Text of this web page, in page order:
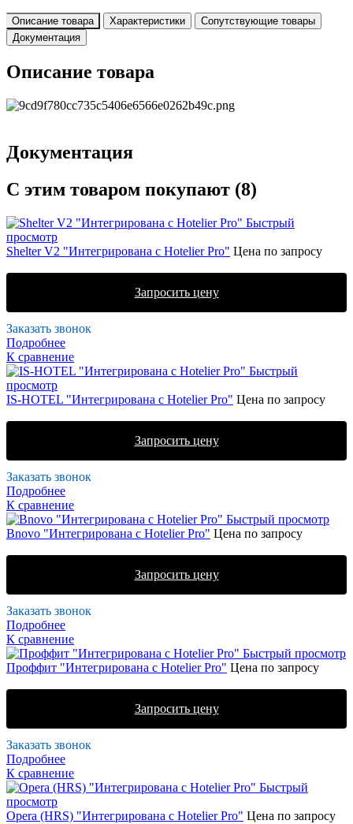
Описание товара Характеристики
Сопутствующие товары
Документация
Описание товара
Документация
С этим товаром покупают (8)
Быстрый
просмотр
Shelter V2 "Интегрирована с Hotelier Pro" Цена по запросу
Запросить цену
Заказать звонок
Подробнее
К сравнение
Быстрый
просмотр
IS-HOTEL "Интегрирована с Hotelier Pro" Цена по запросу
Запросить цену
Заказать звонок
Подробнее
К сравнение
Быстрый просмотр
Bnovo "Интегрирована с Hotelier Pro" Цена по запросу
Запросить цену
Заказать звонок
Подробнее
К сравнение
Быстрый просмотр
Проффит "Интегрирована с Hotelier Pro" Цена по запросу
Запросить цену
Заказать звонок
Подробнее
К сравнение
Быстрый
просмотр
Opera (HRS) "Интегрирована с Hotelier Pro" Цена по запросу